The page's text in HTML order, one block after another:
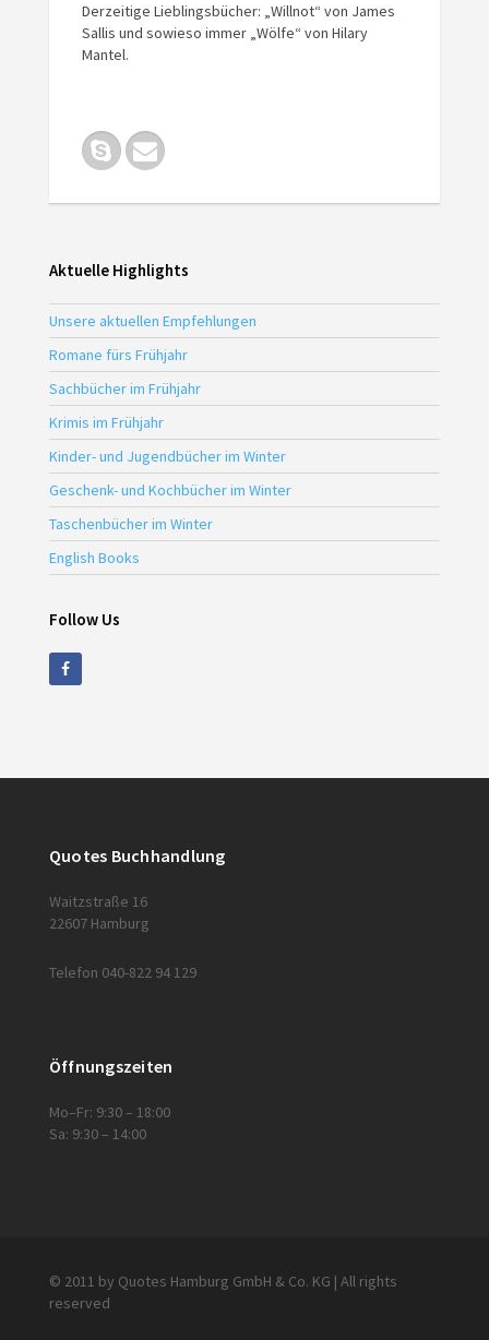
Derzeitige Lieblingsbücher: „Willnot“ von James
Sallis und sowieso immer „Wölfe“ von Hilary
Mantel.
Aktuelle Highlights
Unsere aktuellen Empfehlungen
Romane fürs Frühjahr
Sachbücher im Frühjahr
Krimis im Frühjahr
Kinder- und Jugendbücher im Winter
Geschenk- und Kochbücher im Winter
Taschenbücher im Winter
English Books
Follow Us
Quotes Buchhandlung
Waitzstraße 16
22607 Hamburg
Telefon 040-822 94 129
Öffnungszeiten
Mo–Fr: 9:30 – 18:00
Sa: 9:30 – 14:00
© 2011 by Quotes Hamburg GmbH & Co. KG | All rights
reserved